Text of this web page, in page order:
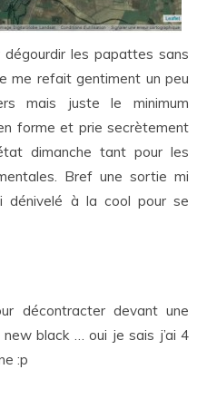
les papattes sans
me refait gentiment un peu
mais juste le minimum
forme et prie secrètement
dimanche tant pour les
Bref une sortie mi
dénivelé à la cool pour se
décontracter devant une
black … oui je sais j’ai 4
:p